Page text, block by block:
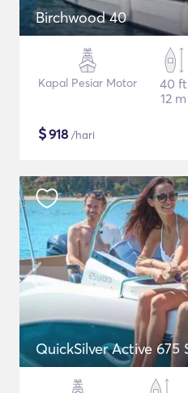
Birchwood 40
Kapal Pesiar Motor
40 ft
12 m
$918 /hari
QuickSilver Active 675